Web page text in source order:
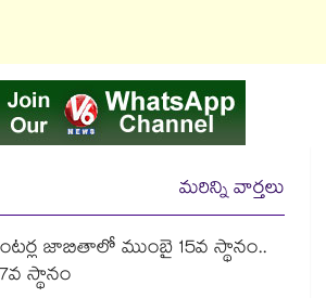
మరిన్ని వార్తలు
జాబితాలో ముంబై 15వ స్థానం..
స్థానం